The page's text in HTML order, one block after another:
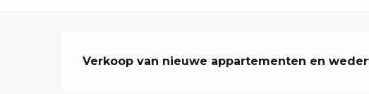
Beschrijving
Verkoop van nieuwe appartementen en